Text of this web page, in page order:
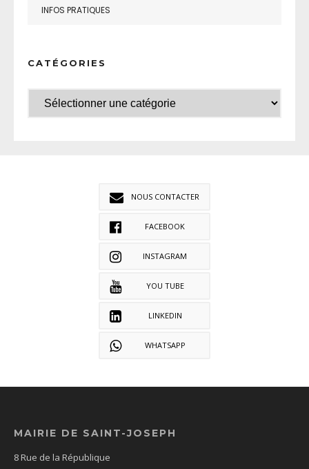
INFOS PRATIQUES
CATÉGORIES
NOUS CONTACTER
FACEBOOK
INSTAGRAM
YOU TUBE
LINKEDIN
WHATSAPP
MAIRIE DE SAINT-JOSEPH
8 Rue de la République